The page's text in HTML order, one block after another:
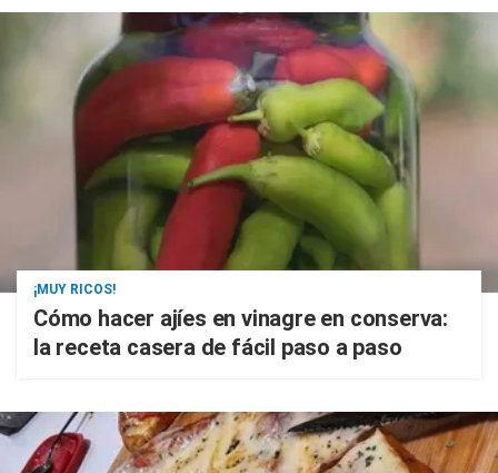
¡MUY RICOS!
Cómo hacer ajíes en vinagre en conserva:
la receta casera de fácil paso a paso